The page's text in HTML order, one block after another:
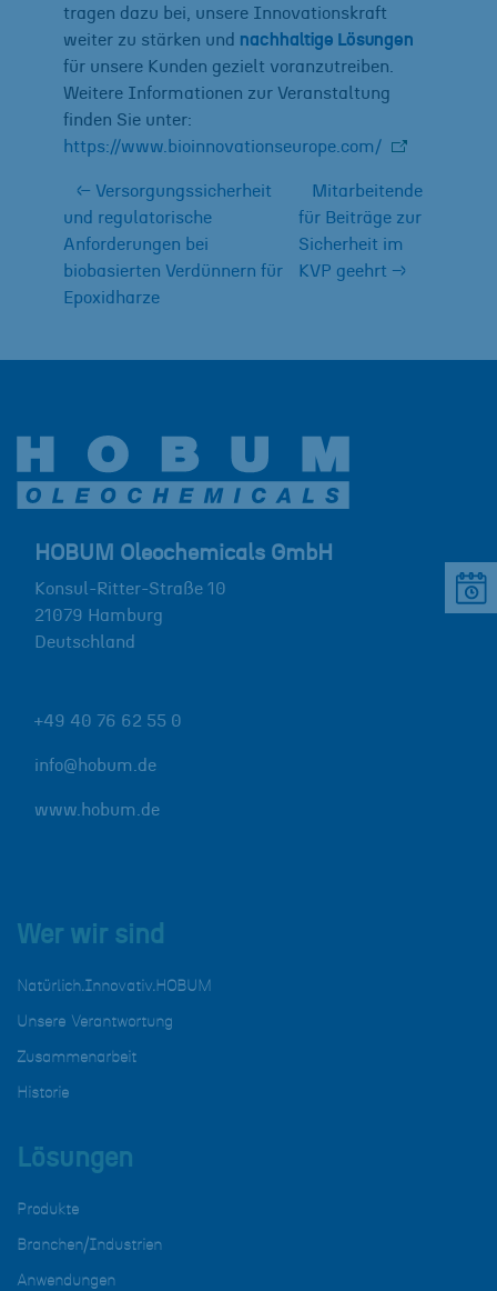
tragen dazu bei, unsere Innovationskraft
weiter zu stärken und nachhaltige Lösungen
für unsere Kunden gezielt voranzutreiben.
Weitere Informationen zur Veranstaltung
finden Sie unter:
https://www.bioinnovationseurope.com/
← Versorgungssicherheit
und regulatorische
Anforderungen bei
biobasierten Verdünnern für
Epoxidharze
Mitarbeitende
für Beiträge zur
Sicherheit im
KVP geehrt →
HOBUM Oleochemicals GmbH
Konsul-Ritter-Straße 10
21079 Hamburg
Deutschland
+49 40 76 62 55 0
info@hobum.de
www.hobum.de
Wer wir sind
Natürlich.Innovativ.HOBUM
Unsere Verantwortung
Zusammenarbeit
Historie
Lösungen
Produkte
Branchen/Industrien
Anwendungen